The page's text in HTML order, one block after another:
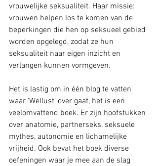
vrouwelijke seksualiteit. Haar missie:
vrouwen helpen los te komen van de
beperkingen die hen op seksueel gebied
worden opgelegd, zodat ze hun
seksualiteit naar eigen inzicht en
verlangen kunnen vormgeven.
Het is lastig om in één blog te vatten
waar ‘Wellust’ over gaat, het is een
veelomvattend boek. Er zijn hoofstukken
over anatomie, partnerseks, seksuele
mythes, autonomie en lichamelijke
vrijheid. Ook bevat het boek diverse
oefeningen waar je mee aan de slag